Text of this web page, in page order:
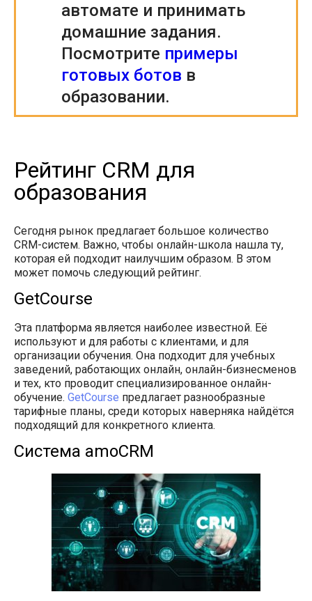
автомате и принимать
домашние задания.
Посмотрите примеры
готовых ботов в
образовании.
Рейтинг CRM для
образования
Сегодня рынок предлагает большое количество
CRM-систем. Важно, чтобы онлайн-школа нашла ту,
которая ей подходит наилучшим образом. В этом
может помочь следующий рейтинг.
GetCourse
Эта платформа является наиболее известной. Её
используют и для работы с клиентами, и для
организации обучения. Она подходит для учебных
заведений, работающих онлайн, онлайн-бизнесменов
и тех, кто проводит специализированное онлайн-
обучение. GetCourse предлагает разнообразные
тарифные планы, среди которых наверняка найдётся
подходящий для конкретного клиента.
Система amoCRM